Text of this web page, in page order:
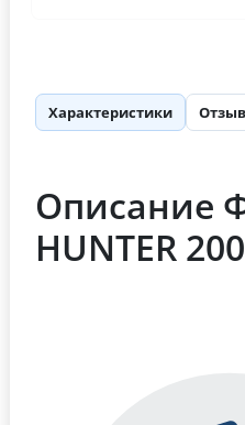
Характеристики
Описание
HUNTER 200